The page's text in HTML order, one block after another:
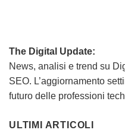
The Digital Update:
News, analisi e trend su
SEO. L’aggiornamento
futuro delle professioni
ULTIMI ARTICOLI